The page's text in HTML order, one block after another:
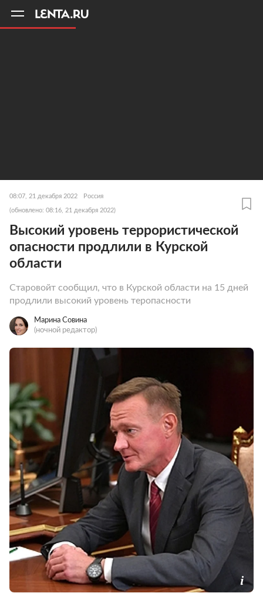
08:07, 21 декабря 2022 Россия
(обновлено: 08:16, 21 декабря 2022)
Высокий уровень террористической
опасности продлили в Курской
области
Старовойт сообщил, что в Курской области на 15 дней
продлили высокий уровень теропасности
Марина Совина
(ночной редактор)